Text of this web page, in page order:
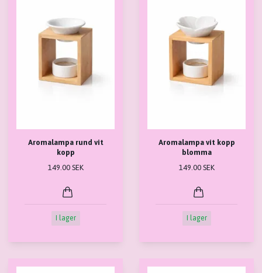
Aromalampa rund vit
kopp
149.00 SEK
I lager
Aromalampa vit kopp
blomma
149.00 SEK
I lager